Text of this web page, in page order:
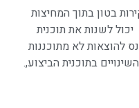
בטון בתוך המחיצות
לשנות את תוכנית
להוצאות לא מתוכננות
בתוכנית הביצוע,.